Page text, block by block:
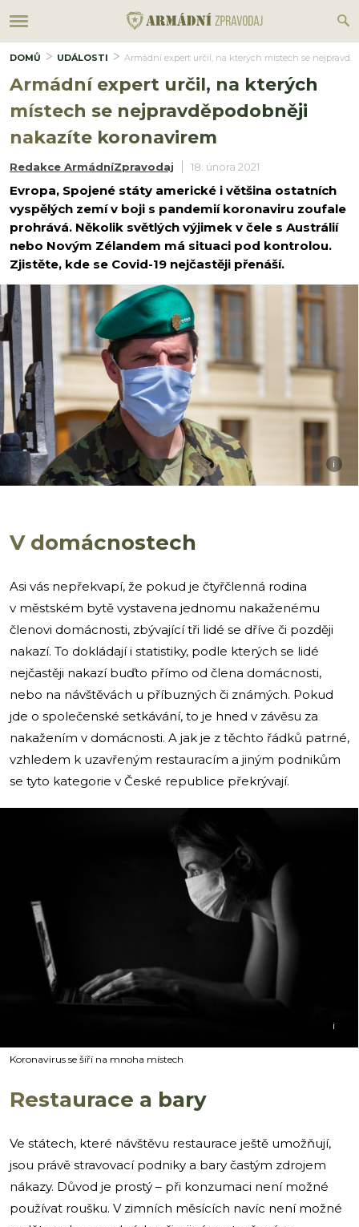
DOMŮ UDÁLOSTI Armádní expert určil, na kterých místech se
Armádní expert určil, na kterých
místech se nejpravděpodobněji
nakazíte koronavirem
Redakce ArmádníZpravodaj 18. února 2021
Evropa, Spojené státy americké i většina ostatních
vyspělých zemí v boji s pandemií koronaviru zoufale
prohrává. Několik světlých výjimek v čele s Austrálií
nebo Novým Zélandem má situaci pod kontrolou.
Zjistěte, kde se Covid-19 nejčastěji přenáší.
i
V domácnostech
Asi vás nepřekvapí, že pokud je čtyřčlenná rodina
v městském bytě vystavena jednomu nakaženému
členovi domácnosti, zbývající tři lidé se dříve či později
nakazí. To dokládají i statistiky, podle kterých se lidé
nejčastěji nakazí buďto přímo od člena domácnosti,
nebo na návštěvách u příbuzných či známých. Pokud
jde o společenské setkávání, to je hned v závěsu za
nakažením v domácnosti. A jak je z těchto řádků patrné,
vzhledem k uzavřeným restauracím a jiným podnikům
se tyto kategorie v České republice překrývají.
i
Koronavirus se šíří na mnoha místech
Restaurace a bary
Ve státech, které návštěvu restaurace ještě umožňují,
jsou právě stravovací podniky a bary častým zdrojem
nákazy. Důvod je prostý – při konzumaci není možné
používat roušku. V zimních měsících navíc není možné